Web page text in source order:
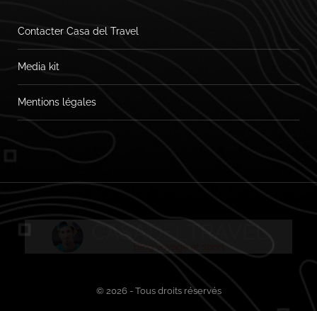
Contacter Casa del Travel
Media kit
Mentions légales
© 2026 - Tous droits réservés